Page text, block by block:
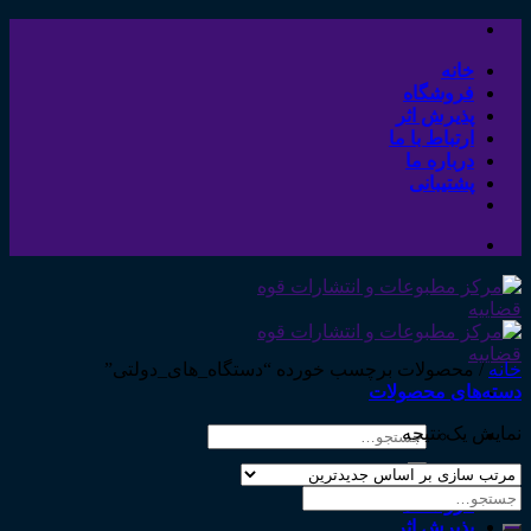
Skip
contentخانه
فروشگاه
پذیرش اثر
ارتباط با ما
درباره ما
پشتیبانی
جستجو
خانه
فروشگاه
پذیرش اثر
خانه /محصولات برچسب خورده “دستگاه_های_دولتی”
دسته‌های محصولات
نمایش یک نتیجه
جستجو